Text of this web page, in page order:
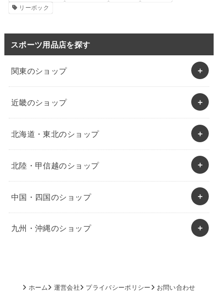
リーボック
スポーツ用品店を探す
関東のショップ
近畿のショップ
北海道・東北のショップ
北陸・甲信越のショップ
中国・四国のショップ
九州・沖縄のショップ
ホーム 運営会社 プライバシーポリシー お問い合わせ